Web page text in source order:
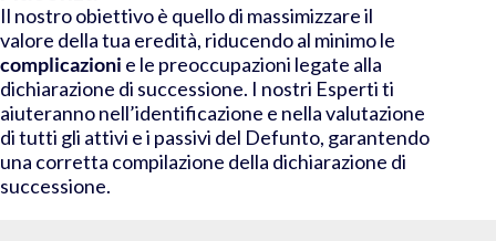
Il nostro obiettivo è quello di massimizzare il
valore della tua eredità, riducendo al minimo le
complicazioni e le preoccupazioni legate alla
dichiarazione di successione. I nostri Esperti ti
aiuteranno nell’identificazione e nella valutazione
di tutti gli attivi e i passivi del Defunto, garantendo
una corretta compilazione della dichiarazione di
successione.